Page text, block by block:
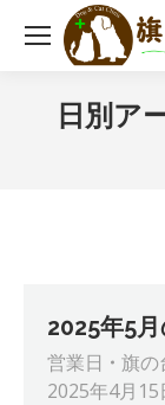
日別ア
2025年5
営業日 旗の
2025年4月15